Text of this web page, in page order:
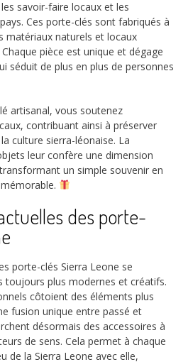
savoir-faire locaux et les
Ces porte-clés sont fabriqués à
matériaux naturels et locaux
pièce est unique et dégage
séduit de plus en plus de personnes
artisanal, vous soutenez
contribuant ainsi à préserver
culture sierra-léonaise. La
leur confère une dimension
un simple souvenir en
des porte-
porte-clés Sierra Leone se
toujours plus modernes et créatifs.
côtoient des éléments plus
fusion unique entre passé et
désormais des accessoires à
de sens. Cela permet à chaque
de la Sierra Leone avec elle,